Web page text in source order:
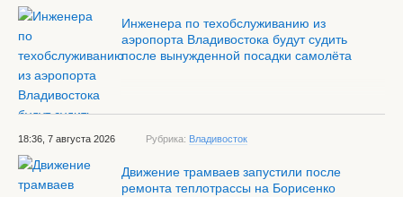
Инженера по техобслуживанию из
аэропорта Владивостока будут судить
после вынужденной посадки самолёта
18:36, 7 августа 2026 Рубрика: Владивосток
Движение трамваев запустили после
ремонта теплотрассы на Борисенко